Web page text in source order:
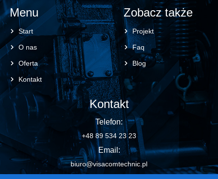
Menu
Start
O nas
Oferta
Kontakt
Zobacz także
Projekt
Faq
Blog
Kontakt
Telefon:
+48 89 534 23 23
Email:
biuro@visacomtechnic.pl